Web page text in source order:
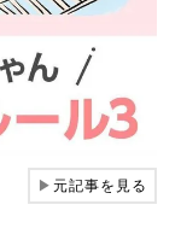
▶元記事を見る